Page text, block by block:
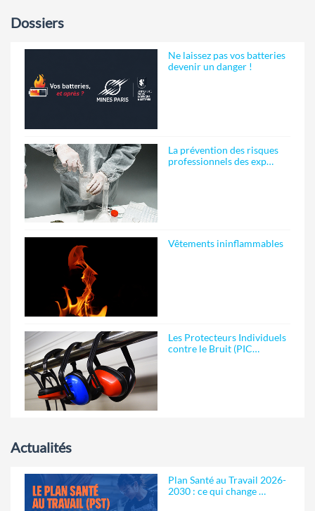
Dossiers
Ne laissez pas vos batteries
devenir un danger !
La prévention des risques
professionnels des exp…
Vêtements ininflammables
Les Protecteurs Individuels
contre le Bruit (PIC…
Actualités
Plan Santé au Travail 2026-
2030 : ce qui change …